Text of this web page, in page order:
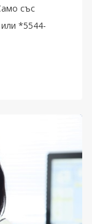
със
*5544-